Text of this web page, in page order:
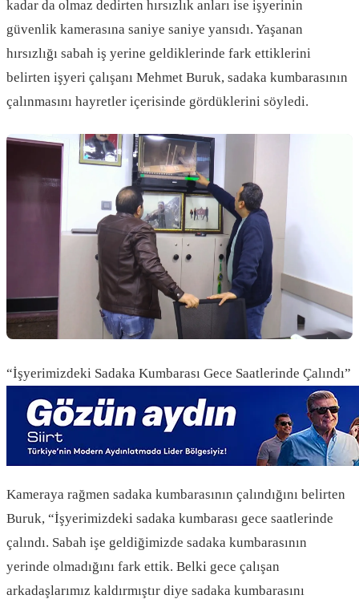
kadar da olmaz dedirten hırsızlık anları ise işyerinin
güvenlik kamerasına saniye saniye yansıdı. Yaşanan
hırsızlığı sabah iş yerine geldiklerinde fark ettiklerini
belirten işyeri çalışanı Mehmet Buruk, sadaka kumbarasının
çalınmasını hayretler içerisinde gördüklerini söyledi.
“İşyerimizdeki Sadaka Kumbarası Gece Saatlerinde Çalındı”
Kameraya rağmen sadaka kumbarasının çalındığını belirten
Buruk, “İşyerimizdeki sadaka kumbarası gece saatlerinde
çalındı. Sabah işe geldiğimizde sadaka kumbarasının
yerinde olmadığını fark ettik. Belki gece çalışan
arkadaşlarımız kaldırmıştır diye sadaka kumbarasını